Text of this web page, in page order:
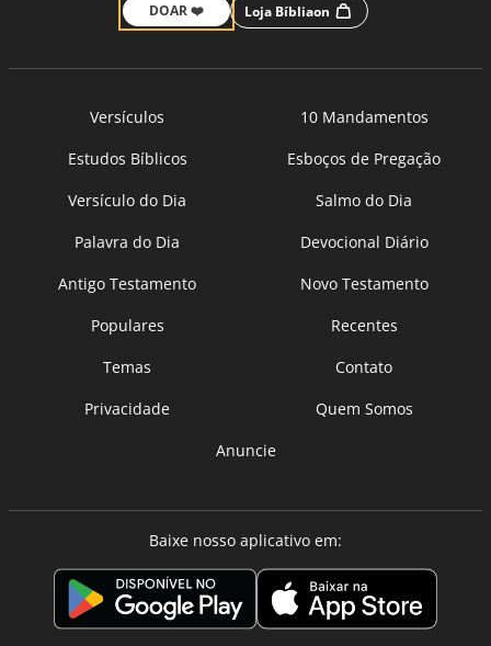
DOAR ❤️ Loja Bíbliaon
Versículos
10 Mandamentos
Estudos Bíblicos
Esboços de Pregação
Versículo do Dia
Salmo do Dia
Palavra do Dia
Devocional Diário
Antigo Testamento
Novo Testamento
Populares
Recentes
Temas
Contato
Privacidade
Quem Somos
Anuncie
Baixe nosso aplicativo em: